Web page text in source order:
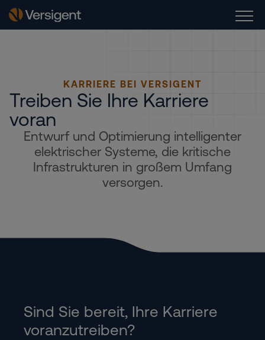
KARRIERE BEI VERSIGENT
Treiben Sie Ihre Karriere
voran
Entwurf und Optimierung intelligenter
elektrischer Systeme, die kritische
Infrastrukturen in großem Umfang
versorgen.
Sind Sie bereit, Ihre Karriere
voranzutreiben?